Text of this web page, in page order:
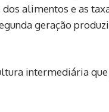
alimentos e as
geração
intermediária